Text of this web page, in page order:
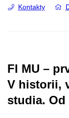
Kontakty
FI MU –
V historii,
studia. Od